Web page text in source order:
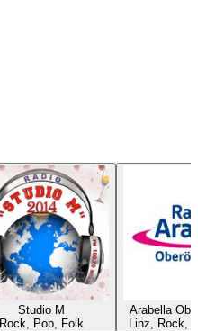
Studio M
Rock, Pop, Folk
Arabella
Linz, Rock,